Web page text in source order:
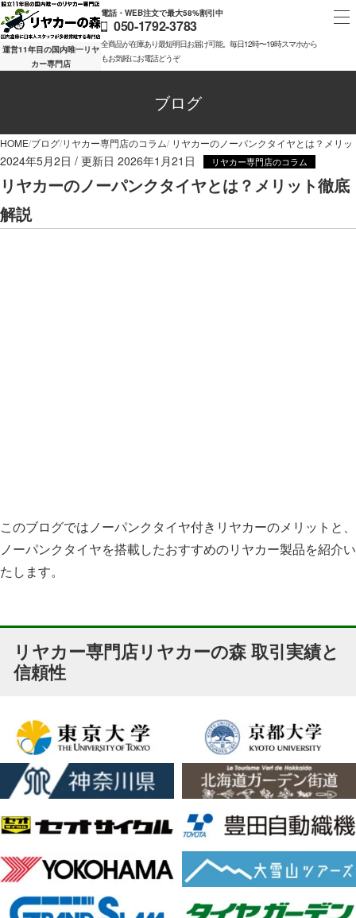
運営11年目の国内唯一リヤ
カー専門店
電話・WEB注文で最大58%割引中
050-1792-3783
全商品が在庫あり最短明日お届け可能。毎日12時〜19時スマホから
もお気軽にお電話どうぞ
ブログ
HOMEブログリヤカー専門店のコラム リヤカーのノーパンクタイヤとは？メリッ
2024年5月2日 2026年1月21日 リヤカー専門店のコラム
リヤカーのノーパンクタイヤとは？メリット徹底
解説
このブログではノーパンクタイヤ付きリヤカーのメリットと、
ノーパンクタイヤを搭載したおすすめのリヤカー製品を紹介い
たします。
リヤカー専門店リヤカーの森 取引実績と
信頼性